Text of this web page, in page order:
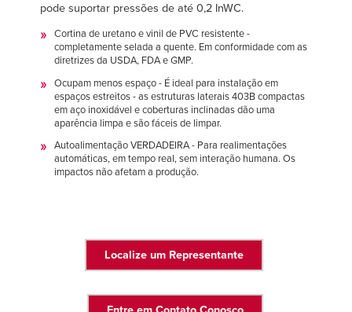
MIDDLE EAST/AFRICA
English
MIDDLE EAST/AFRICA
English
pode suportar pressões de até 0,2 InWC.
Cortina de uretano e vinil de PVC resistente -
completamente selada a quente. Em conformidade com as
diretrizes da USDA, FDA e GMP.
Ocupam menos espaço - É ideal para instalação em
espaços estreitos - as estruturas laterais 403B compactas
em aço inoxidável e coberturas inclinadas dão uma
aparência limpa e são fáceis de limpar.
Autoalimentação VERDADEIRA - Para realimentações
automáticas, em tempo real, sem interação humana. Os
impactos não afetam a produção.
Localize um Representante